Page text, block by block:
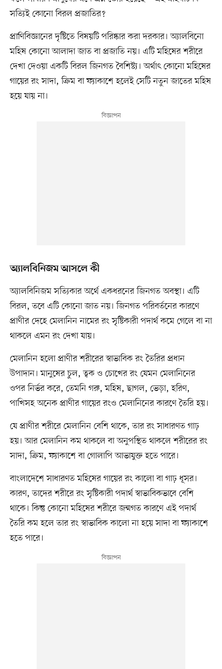
সত্যিই কোনো বিরল প্রজাতির?
প্রাণিবিজ্ঞানের দৃষ্টিতে বিষয়টি পরিষ্কার করা দরকার। অ্যালবিনো
মহিষ কোনো আলাদা জাত বা প্রজাতি নয়। এটি মহিষের শরীরে
দেখা দেওয়া একটি বিরল জিনগত বৈশিষ্ট্য। অর্থাৎ কোনো মহিষের
গায়ের রং সাদা, ক্রিম বা ফ্যাকাশে হলেই সেটি নতুন জাতের মহিষ
হয়ে যায় না।
অ্যালবিনিজম আসলে কী
অ্যালবিনিজম সত্যিকার অর্থে একধরনের জিনগত অবস্থা। এটি
বিরল, তবে এটি কোনো জাত নয়। জিনগত পরিবর্তনের কারণে
প্রাণীর দেহে মেলানিন নামের রং সৃষ্টিকারী পদার্থ কমে গেলে বা না
থাকলে এমন রং দেখা যায়।
মেলানিন হলো প্রাণীর শরীরের স্বাভাবিক রং তৈরির প্রধান
উপাদান। মানুষের চুল, ত্বক ও চোখের রং যেমন মেলানিনের
ওপর নির্ভর করে, তেমনি গরু, মহিষ, ছাগল, ভেড়া, হরিণ,
পাখিসহ অনেক প্রাণীর গায়ের রংও মেলানিনের কারণে তৈরি হয়।
যে প্রাণীর শরীরে মেলানিন বেশি থাকে, তার রং সাধারণত গাঢ়
হয়। আর মেলানিন কম থাকলে বা অনুপস্থিত থাকলে শরীরের রং
সাদা, ক্রিম, ফ্যাকাশে বা গোলাপি আভাযুক্ত হতে পারে।
বাংলাদেশে সাধারণত মহিষের গায়ের রং কালো বা গাঢ় ধূসর।
কারণ, তাদের শরীরে রং সৃষ্টিকারী পদার্থ স্বাভাবিকভাবে বেশি
থাকে। কিন্তু কোনো মহিষের শরীরে জন্মগত কারণে এই পদার্থ
তৈরি কম হলে তার রং স্বাভাবিক কালো না হয়ে সাদা বা ফ্যাকাশে
হতে পারে।